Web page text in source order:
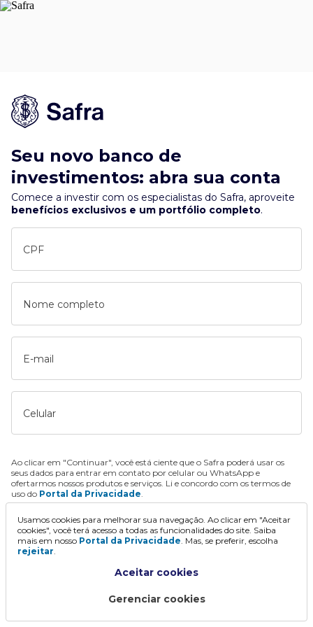
Seu novo banco de
investimentos: abra sua conta
Comece a investir com os especialistas do Safra, aproveite
benefícios exclusivos e um portfólio completo.
CPF
Nome completo
E-mail
Celular
Ao clicar em "Continuar", você está ciente que o Safra poderá usar os
seus dados para entrar em contato por celular ou WhatsApp e
ofertarmos nossos produtos e serviços. Li e concordo com os termos de
uso do Portal da Privacidade.
Continuar
Usamos cookies para melhorar sua navegação. Ao clicar em "Aceitar
cookies", você terá acesso a todas as funcionalidades do site. Saiba
mais em nosso Portal da Privacidade. Mas, se preferir, escolha
rejeitar.
Aceitar cookies
Gerenciar cookies